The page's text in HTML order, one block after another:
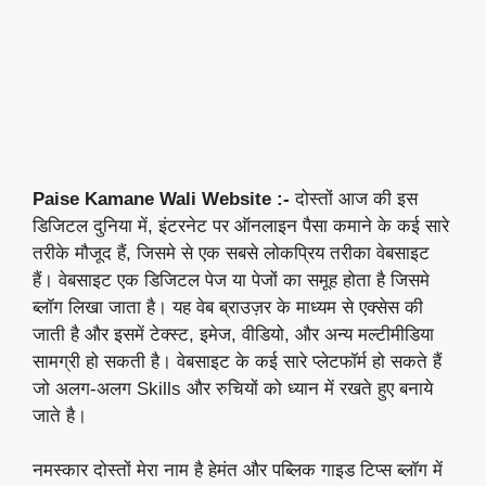
Paise Kamane Wali Website :- दोस्तों आज की इस
डिजिटल दुनिया में, इंटरनेट पर ऑनलाइन पैसा कमाने के कई सारे
तरीके मौजूद हैं, जिसमे से एक सबसे लोकप्रिय तरीका वेबसाइट
हैं। वेबसाइट एक डिजिटल पेज या पेजों का समूह होता है जिसमे
ब्लॉग लिखा जाता है। यह वेब ब्राउज़र के माध्यम से एक्सेस की
जाती है और इसमें टेक्स्ट, इमेज, वीडियो, और अन्य मल्टीमीडिया
सामग्री हो सकती है। वेबसाइट के कई सारे प्लेटफॉर्म हो सकते हैं
जो अलग-अलग Skills और रुचियों को ध्यान में रखते हुए बनाये
जाते है।
नमस्कार दोस्तों मेरा नाम है हेमंत और पब्लिक गाइड टिप्स ब्लॉग में